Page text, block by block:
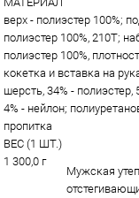
верх - полиэстер 100%;
полиэстер 100%, 210Т;
полиэстер 100%,
кокетка и вставка на
шерсть, 34% - полиэстер,
4% - нейлон;
пропитка
ВЕС (1 ШТ.)
1 300,0 г
Мужская